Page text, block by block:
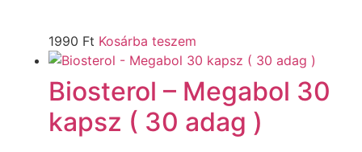
1990 Ft Kosárba teszem
Biosterol – Megabol 30
kapsz ( 30 adag )